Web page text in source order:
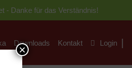
Downloads Kontakt Login
- Danke für das Verständnis!
×